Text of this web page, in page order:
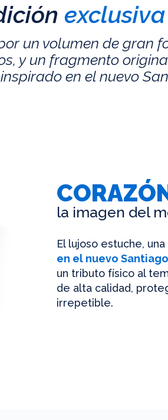
exclusiva
un volumen de gran
y un fragmento
en el nuevo
la imagen del
El lujoso estuche,
en el nuevo
un tributo físico al
de alta calidad,
irrepetible.